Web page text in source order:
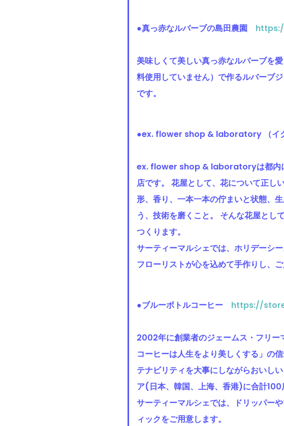
●真っ赤なルバーブの島田農園
美味しくて美しい真っ赤なルバーブを
料使用していません）で作るルバーブ
です。
●ex. flower shop & laboratory （イク
ex. flower shop & laboratoryは都内に
店です。 花屋として、花について正し
形、香り、一本一本の佇まいと状態、
う、技術を磨くこと。 そんな花屋とし
つくります。
サーティーマルシェでは、ホリデーシ
フローリストが心を込めて手作りし、ご
●ブルーボトルコーヒー https://
2002年に創業者のジェームス・フリー
コーヒーは人生をより美しくする」の
テナビリティを大事にしながらおいし
ア(日本、韓国、上海、香港)に合計100
サーティーマルシェでは、ドリッパー
ィックをご用意します。